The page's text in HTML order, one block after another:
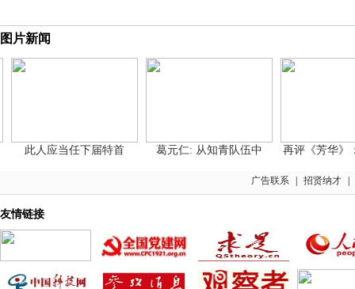
图片新闻
此人应当任下届特首 葛元仁: 从知青队伍中 再评《芳华》：
广告联系 招贤纳才
友情链接